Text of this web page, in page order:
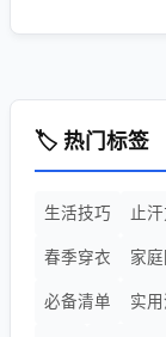
🏷️ 热门标签
生活技巧 止
春季穿衣 家
必备清单 实